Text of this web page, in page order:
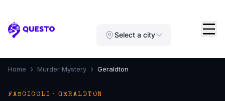
Questo Select a city
Home › Murder Mystery › Geraldton
FASCICOLI · GERALDTON